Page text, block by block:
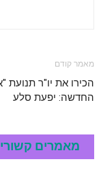
מאמר קודם
הכירו את יו"ר תנועת
החדשה: יפעת סלע
מאמרים